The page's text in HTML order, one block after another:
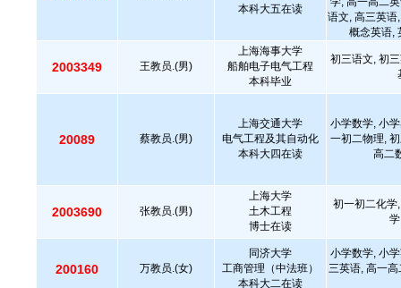
本科大五在读
语文, 高三英语
概念英语,
2003349 王教员.(男)
上海海事大学
船舶电子电气工程
本科毕业
初三语文, 初
20089 蔡教员.(男)
上海交通大学
电气工程及其自动化
本科大四在读
小学数学, 小
一初二物理,
高二
2003690 张教员.(男)
上海大学
土木工程
博士在读
初一初二化学
200160 万教员.(女)
同济大学
工商管理（中法班）
本科大二在读
小学数学, 小
三英语, 高一